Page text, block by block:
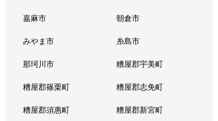
嘉麻市 朝倉市
みやま市 糸島市
那珂川市 糟屋郡宇美町
糟屋郡篠栗町 糟屋郡志免町
糟屋郡須惠町 糟屋郡新宮町